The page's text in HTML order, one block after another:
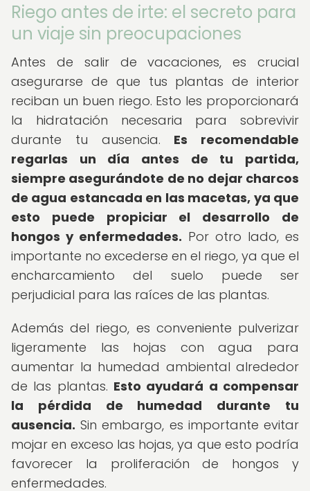
Riego antes de irte: el secreto para
un viaje sin preocupaciones
Antes de salir de vacaciones, es crucial
asegurarse de que tus plantas de interior
reciban un buen riego. Esto les proporcionará
la hidratación necesaria para sobrevivir
durante tu ausencia. Es recomendable
regarlas un día antes de tu partida,
siempre asegurándote de no dejar charcos
de agua estancada en las macetas, ya que
esto puede propiciar el desarrollo de
hongos y enfermedades. Por otro lado, es
importante no excederse en el riego, ya que el
encharcamiento del suelo puede ser
perjudicial para las raíces de las plantas.
Además del riego, es conveniente pulverizar
ligeramente las hojas con agua para
aumentar la humedad ambiental alrededor
de las plantas. Esto ayudará a compensar
la pérdida de humedad durante tu
ausencia. Sin embargo, es importante evitar
mojar en exceso las hojas, ya que esto podría
favorecer la proliferación de hongos y
enfermedades.